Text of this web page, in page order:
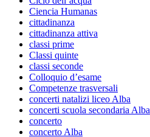
Ciencia Humanas
cittadinanza
cittadinanza attiva
classi prime
Classi quinte
classi seconde
Colloquio d’esame
Competenze trasversali
concerti natalizi liceo Alba
concerti scuola secondaria Alba
concerto
concerto Alba